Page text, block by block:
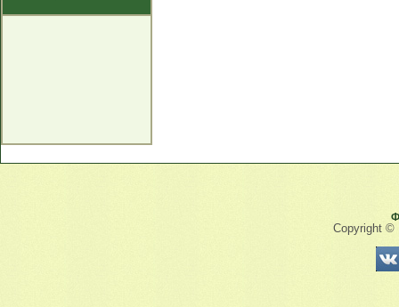
Copyright ©